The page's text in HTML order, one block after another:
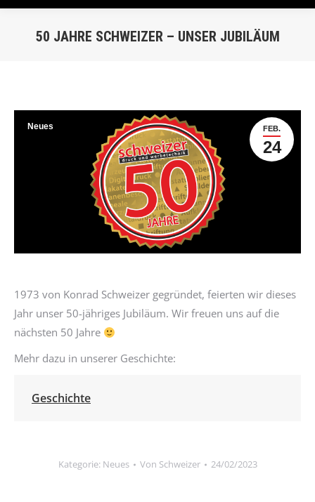
50 JAHRE SCHWEIZER – UNSER JUBILÄUM
FEB.
24
Neues
1973 von Konrad Schweizer gegründet, feierten wir dieses
Jahr unser 50-jähriges Jubiläum. Wir freuen uns auf die
nächsten 50 Jahre
Mehr dazu in unserer Geschichte:
Geschichte
Kategorie: Neues Von Schweizer 24/02/2023